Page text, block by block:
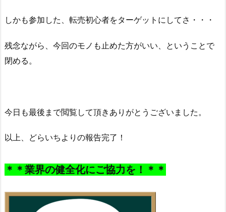
しかも参加した、転売初心者をターゲットにしてさ・・・
残念ながら、今回のモノも止めた方がいい、ということで
閉める。
今日も最後まで閲覧して頂きありがとうございました。
以上、どらいちよりの報告完了！
＊＊業界の健全化にご協力を！＊＊